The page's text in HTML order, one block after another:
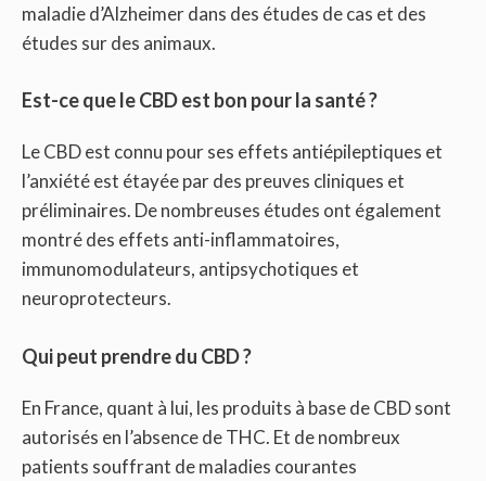
maladie d’Alzheimer dans des études de cas et des
études sur des animaux.
Est-ce que le CBD est bon pour la santé ?
Le CBD est connu pour ses effets antiépileptiques et
l’anxiété est étayée par des preuves cliniques et
préliminaires. De nombreuses études ont également
montré des effets anti-inflammatoires,
immunomodulateurs, antipsychotiques et
neuroprotecteurs.
Qui peut prendre du CBD ?
En France, quant à lui, les produits à base de CBD sont
autorisés en l’absence de THC. Et de nombreux
patients souffrant de maladies courantes